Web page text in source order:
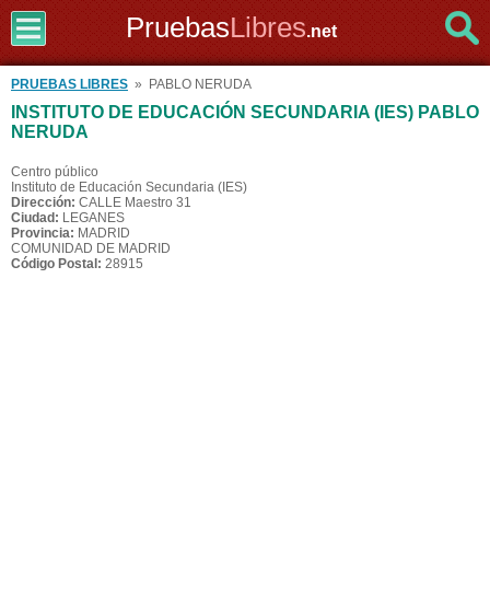
PruebasLibres.net
PRUEBAS LIBRES » PABLO NERUDA
INSTITUTO DE EDUCACIÓN SECUNDARIA (IES) PABLO
NERUDA
Centro público
Instituto de Educación Secundaria (IES)
Dirección: CALLE Maestro 31
Ciudad: LEGANES
Provincia: MADRID
COMUNIDAD DE MADRID
Código Postal: 28915